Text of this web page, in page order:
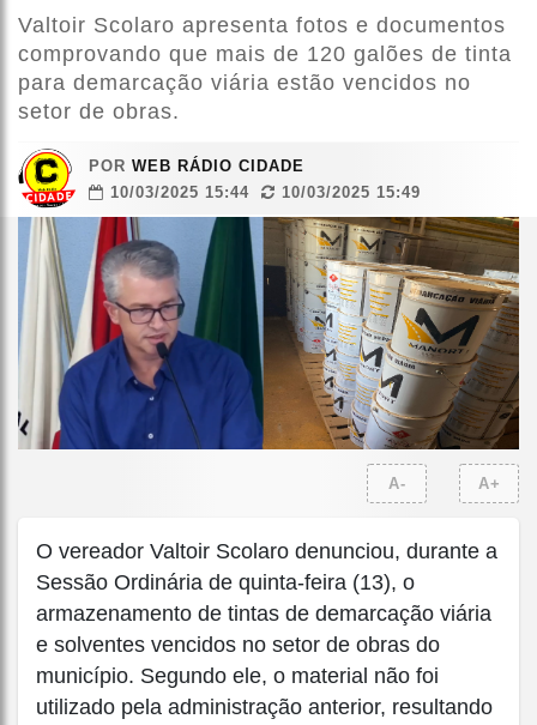
Valtoir Scolaro apresenta fotos e documentos
comprovando que mais de 120 galões de tinta
para demarcação viária estão vencidos no
setor de obras.
POR WEB RÁDIO CIDADE
10/03/2025 15:44
10/03/2025 15:49
A- A+
O vereador Valtoir Scolaro denunciou, durante a
Sessão Ordinária de quinta-feira (13), o
armazenamento de tintas de demarcação viária
e solventes vencidos no setor de obras do
município. Segundo ele, o material não foi
utilizado pela administração anterior, resultando